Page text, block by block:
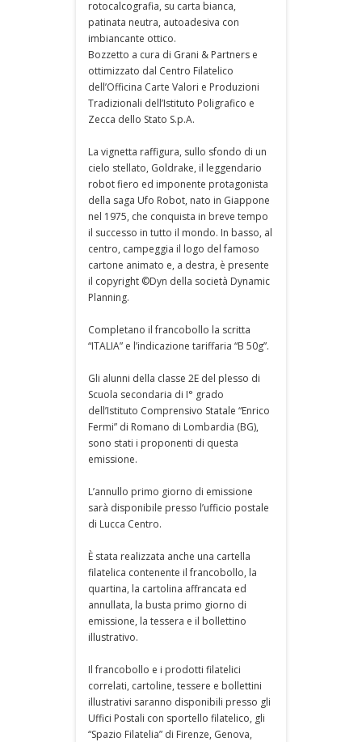
rotocalcografia, su carta bianca,
patinata neutra, autoadesiva con
imbiancante ottico.
Bozzetto a cura di Grani & Partners e
ottimizzato dal Centro Filatelico
dell’Officina Carte Valori e Produzioni
Tradizionali dell’Istituto Poligrafico e
Zecca dello Stato S.p.A.
La vignetta raffigura, sullo sfondo di un
cielo stellato, Goldrake, il leggendario
robot fiero ed imponente protagonista
della saga Ufo Robot, nato in Giappone
nel 1975, che conquista in breve tempo
il successo in tutto il mondo. In basso, al
centro, campeggia il logo del famoso
cartone animato e, a destra, è presente
il copyright ©Dyn della società Dynamic
Planning.
Completano il francobollo la scritta
“ITALIA” e l’indicazione tariffaria “B 50g”.
Gli alunni della classe 2E del plesso di
Scuola secondaria di I° grado
dell’Istituto Comprensivo Statale “Enrico
Fermi” di Romano di Lombardia (BG),
sono stati i proponenti di questa
emissione.
L’annullo primo giorno di emissione
sarà disponibile presso l’ufficio postale
di Lucca Centro.
È stata realizzata anche una cartella
filatelica contenente il francobollo, la
quartina, la cartolina affrancata ed
annullata, la busta primo giorno di
emissione, la tessera e il bollettino
illustrativo.
Il francobollo e i prodotti filatelici
correlati, cartoline, tessere e bollettini
illustrativi saranno disponibili presso gli
Uffici Postali con sportello filatelico, gli
“Spazio Filatelia” di Firenze, Genova,